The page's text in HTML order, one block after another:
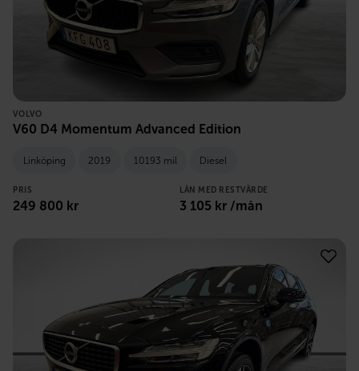
VOLVO
V60 D4 Momentum Advanced Edition
Linköping 2019 10193 mil Diesel
PRIS
249 800 kr
LÅN MED RESTVÄRDE
3 105 kr /mån